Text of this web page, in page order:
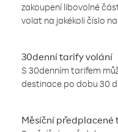
zakoupení libovolné
volat na jakékoli číslo
30denní tarify volání
S 30denním tarifem
destinace po dobu 30
Měsíční předplacené